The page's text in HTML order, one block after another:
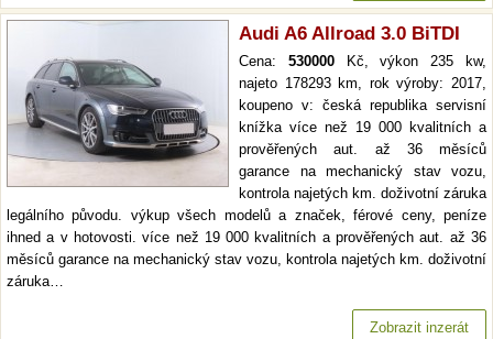
Audi A6 Allroad 3.0 BiTDI
Cena: 530000Kč, výkon 235 kw,
najeto 178293 km, rok výroby: 2017,
koupeno v: česká republika servisní
knížka více než 19 000 kvalitních a
prověřených aut. až 36 měsíců
garance na mechanický stav vozu,
kontrola najetých km. doživotní záruka
legálního původu. výkup všech modelů a značek, férové ceny, peníze
ihned a v hotovosti. více než 19 000 kvalitních a prověřených aut. až 36
měsíců garance na mechanický stav vozu, kontrola najetých km. doživotní
záruka…
Zobrazit inzerát